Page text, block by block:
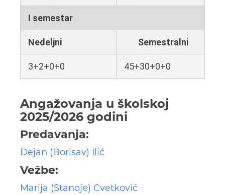
I semestar
Nedeljni Semestralni
3+2+0+0 45+30+0+0
Angažovanja u školskoj
2025/2026 godini
Predavanja:
Dejan (Borisav) Ilić
Vežbe:
Marija (Stanoje) Cvetković